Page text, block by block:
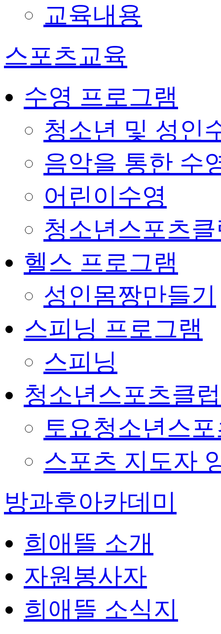
교육내용
스포츠교육
수영 프로그램
청소년 및 성인
음악을 통한 수
어린이수영
청소년스포츠
헬스 프로그램
성인몸짱만들기
스피닝 프로그램
스피닝
청소년스포츠클
토요청소년스
스포츠 지도자
방과후아카데미
희애뜰 소개
자원봉사자
희애뜰 소식지